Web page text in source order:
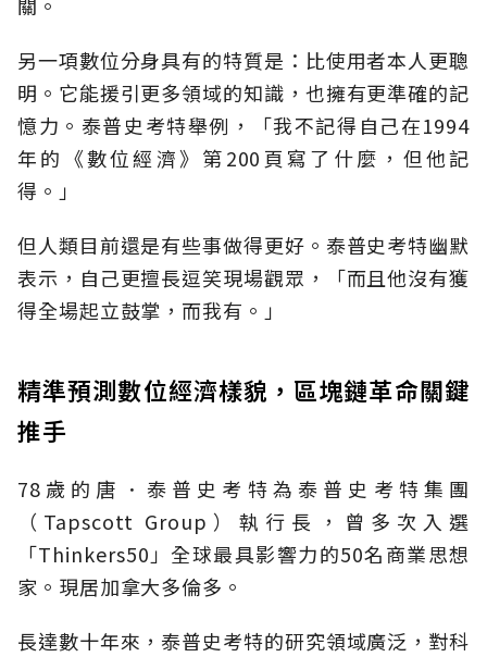
另一項數位分身具有的特質是：比使用者本人更聰
明。它能援引更多領域的知識，也擁有更準確的記
憶力。泰普史考特舉例，「我不記得自己在1994
年的《數位經濟》第200頁寫了什麼，但他記
得。」
但人類目前還是有些事做得更好。泰普史考特幽默
表示，自己更擅長逗笑現場觀眾，「而且他沒有獲
得全場起立鼓掌，而我有。」
精準預測數位經濟樣貌，區塊鏈革命關鍵
推手
78歲的唐．泰普史考特為泰普史考特集團
（Tapscott Group）執行長，曾多次入選
「Thinkers50」全球最具影響力的50名商業思想
家。現居加拿大多倫多。
長達數十年來，泰普史考特的研究領域廣泛，對科